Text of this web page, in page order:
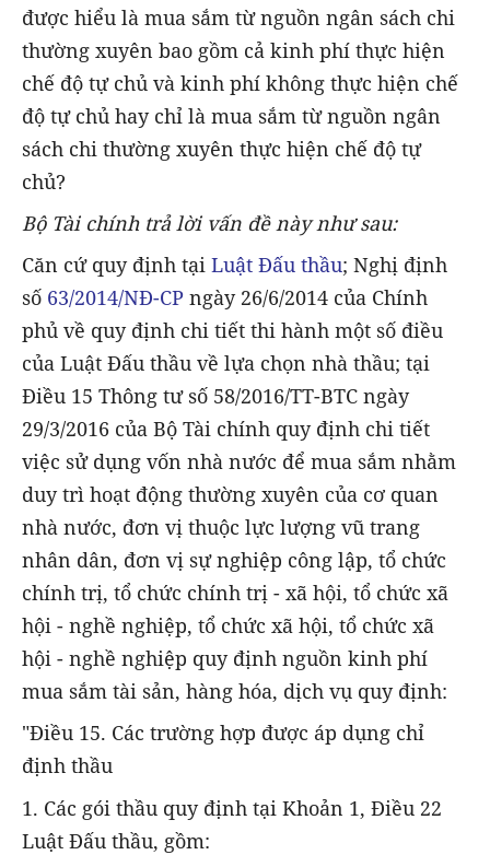
được hiểu là mua sắm từ nguồn ngân sách chi
thường xuyên bao gồm cả kinh phí thực hiện
chế độ tự chủ và kinh phí không thực hiện chế
độ tự chủ hay chỉ là mua sắm từ nguồn ngân
sách chi thường xuyên thực hiện chế độ tự
chủ?
Bộ Tài chính trả lời vấn đề này như sau:
Căn cứ quy định tại Luật Đấu thầu; Nghị định
số 63/2014/NĐ-CP ngày 26/6/2014 của Chính
phủ về quy định chi tiết thi hành một số điều
của Luật Đấu thầu về lựa chọn nhà thầu; tại
Điều 15 Thông tư số 58/2016/TT-BTC ngày
29/3/2016 của Bộ Tài chính quy định chi tiết
việc sử dụng vốn nhà nước để mua sắm nhằm
duy trì hoạt động thường xuyên của cơ quan
nhà nước, đơn vị thuộc lực lượng vũ trang
nhân dân, đơn vị sự nghiệp công lập, tổ chức
chính trị, tổ chức chính trị - xã hội, tổ chức xã
hội - nghề nghiệp, tổ chức xã hội, tổ chức xã
hội - nghề nghiệp quy định nguồn kinh phí
mua sắm tài sản, hàng hóa, dịch vụ quy định:
"Điều 15. Các trường hợp được áp dụng chỉ
định thầu
1. Các gói thầu quy định tại Khoản 1, Điều 22
Luật Đấu thầu, gồm: